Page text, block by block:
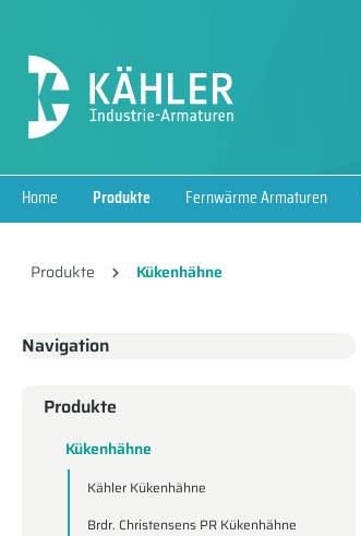
Home Produkte Fernwärme Armaturen
Produkte Kükenhähne
Navigation
Produkte
Kükenhähne
Kähler Kükenhähne
Brdr. Christensens PR Kükenhähne